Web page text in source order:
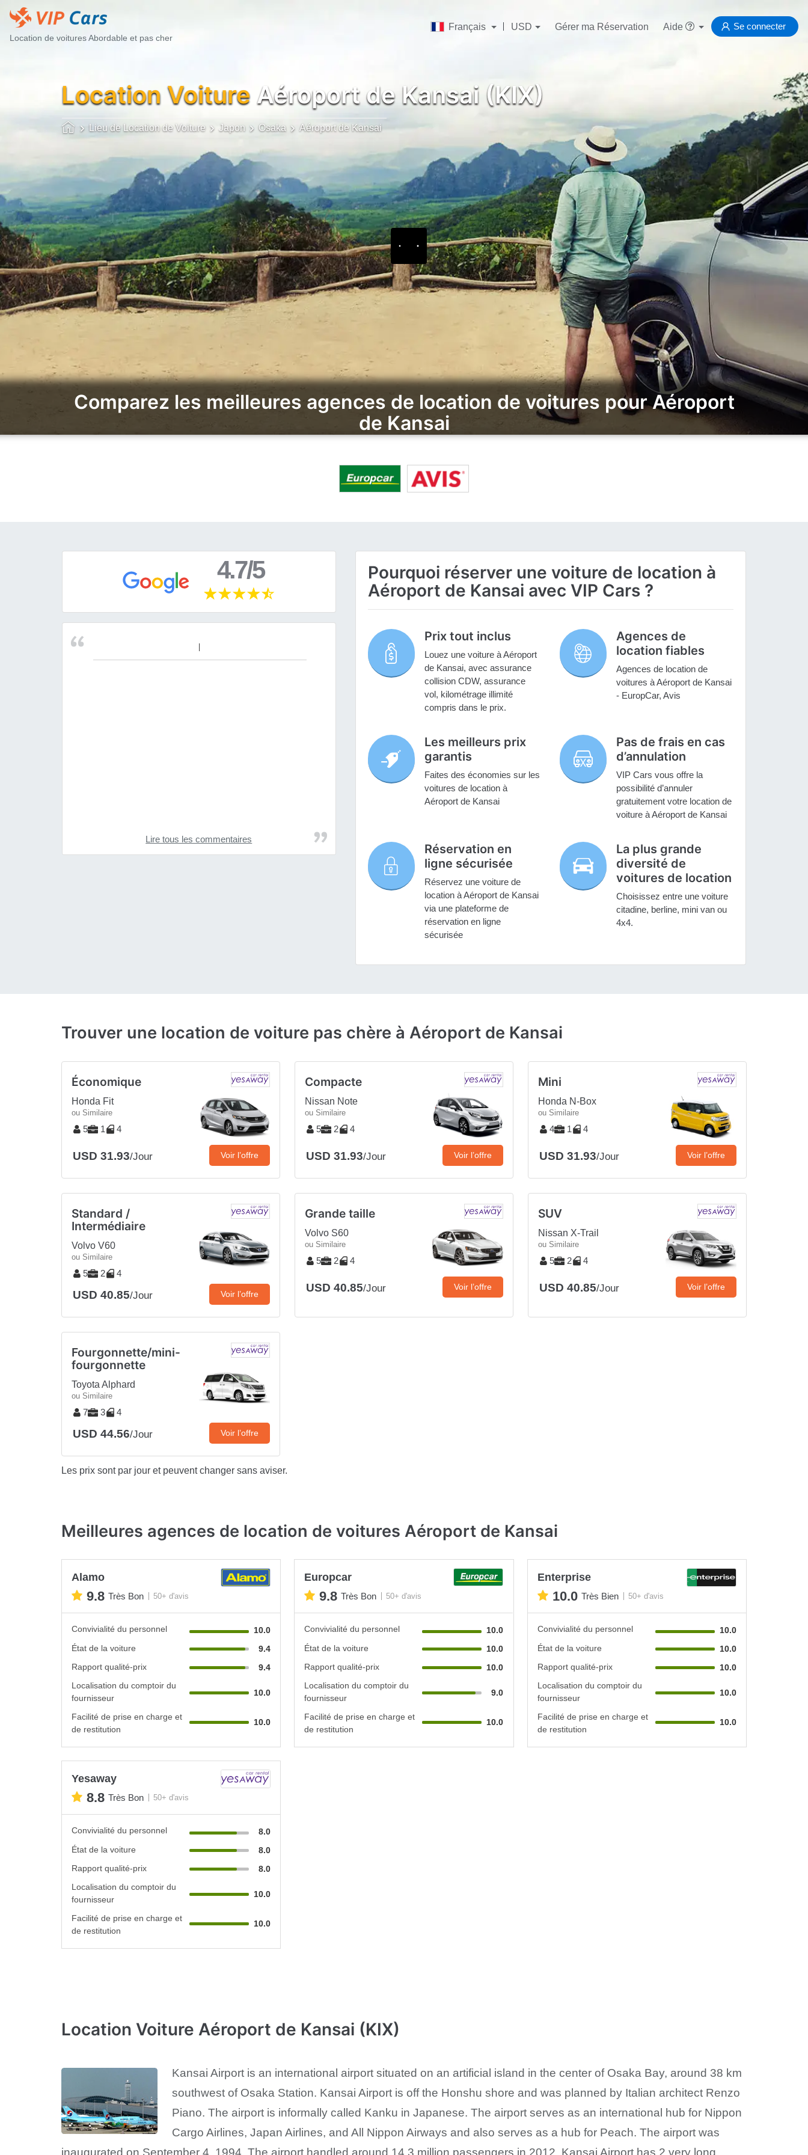
Location de voitures Abordable et pas cher
Français USD Gérer ma Réservation Aide Se connecter
Location Voiture Aéroport de Kansai (KIX)
Lieu de Location de Voiture Japon Osaka Aéroport de Kansai
Comparez les meilleures agences de location de voitures pour Aéroport
de Kansai
4.7/5
Lire tous les commentaires
Pourquoi réserver une voiture de location à
Aéroport de Kansai avec VIP Cars ?
Prix tout inclus
Louez une voiture à Aéroport
de Kansai, avec assurance
collision CDW, assurance
vol, kilométrage illimité
compris dans le prix.
Agences de
location fiables
Agences de location de
voitures à Aéroport de Kansai
- EuropCar, Avis
Les meilleurs prix
garantis
Faites des économies sur les
voitures de location à
Aéroport de Kansai
Pas de frais en cas
d’annulation
VIP Cars vous offre la
possibilité d’annuler
gratuitement votre location de
voiture à Aéroport de Kansai
Réservation en
ligne sécurisée
Réservez une voiture de
location à Aéroport de Kansai
via une plateforme de
réservation en ligne
sécurisée
La plus grande
diversité de
voitures de location
Choisissez entre une voiture
citadine, berline, mini van ou
4x4.
Trouver une location de voiture pas chère à Aéroport de Kansai
Économique
Honda Fit
ou Similaire
5 1 4
USD 31.93/Jour Voir l’offre
Compacte
Nissan Note
ou Similaire
5 2 4
USD 31.93/Jour Voir l’offre
Mini
Honda N-Box
ou Similaire
4 1 4
USD 31.93/Jour Voir l’offre
Standard /
Intermédiaire
Volvo V60
ou Similaire
5 2 4
USD 40.85/Jour Voir l’offre
Grande taille
Volvo S60
ou Similaire
5 2 4
USD 40.85/Jour Voir l’offre
SUV
Nissan X-Trail
ou Similaire
5 2 4
USD 40.85/Jour Voir l’offre
Fourgonnette/mini-
fourgonnette
Toyota Alphard
ou Similaire
7 3 4
USD 44.56/Jour Voir l’offre
Les prix sont par jour et peuvent changer sans aviser.
Meilleures agences de location de voitures Aéroport de Kansai
Alamo
9.8 Très Bon 50+ d'avis
Convivialité du personnel
10.0
État de la voiture
9.4
Rapport qualité-prix
9.4
Localisation du comptoir du
fournisseur
10.0
Facilité de prise en charge et
de restitution
10.0
Europcar
9.8 Très Bon 50+ d'avis
Convivialité du personnel
10.0
État de la voiture
10.0
Rapport qualité-prix
10.0
Localisation du comptoir du
fournisseur
9.0
Facilité de prise en charge et
de restitution
10.0
Enterprise
10.0 Très Bien 50+ d'avis
Convivialité du personnel
10.0
État de la voiture
10.0
Rapport qualité-prix
10.0
Localisation du comptoir du
fournisseur
10.0
Facilité de prise en charge et
de restitution
10.0
Yesaway
8.8 Très Bon 50+ d'avis
Convivialité du personnel
8.0
État de la voiture
8.0
Rapport qualité-prix
8.0
Localisation du comptoir du
fournisseur
10.0
Facilité de prise en charge et
de restitution
10.0
Location Voiture Aéroport de Kansai (KIX)
Kansai Airport is an international airport situated on an artificial island in the center of Osaka Bay, around 38 km
southwest of Osaka Station. Kansai Airport is off the Honshu shore and was planned by Italian architect Renzo
Piano. The airport is informally called Kanku in Japanese. The airport serves as an international hub for Nippon
Cargo Airlines, Japan Airlines, and All Nippon Airways and also serves as a hub for Peach. The airport was
inaugurated on September 4, 1994. The airport handled around 14.3 million passengers in 2012. Kansai Airport has 2 very long